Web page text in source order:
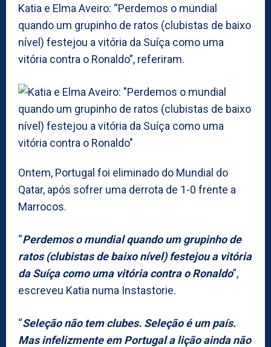
Katia e Elma Aveiro: “Perdemos o mundial
quando um grupinho de ratos (clubistas de baixo
nível) festejou a vitória da Suíça como uma
vitória contra o Ronaldo”, referiram.
Ontem, Portugal foi eliminado do Mundial do
Qatar, após sofrer uma derrota de 1-0 frente a
Marrocos.
“Perdemos o mundial quando um grupinho de
ratos (clubistas de baixo nível) festejou a vitória
da Suíça como uma vitória contra o Ronaldo”,
escreveu Katia numa Instastorie.
“Seleção não tem clubes. Seleção é um país.
Mas infelizmente em Portugal a lição ainda não